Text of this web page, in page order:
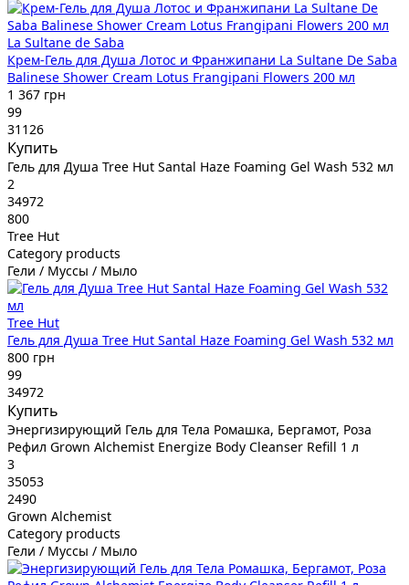
La Sultane de Saba
Крем-Гель для Душа Лотос и Франжипани La Sultane De Saba
Balinese Shower Cream Lotus Frangipani Flowers 200 мл
1 367 грн
99
31126
Купить
Гель для Душа Tree Hut Santal Haze Foaming Gel Wash 532 мл
2
34972
800
Tree Hut
Category products
Гели / Муссы / Мыло
Tree Hut
Гель для Душа Tree Hut Santal Haze Foaming Gel Wash 532 мл
800 грн
99
34972
Купить
Энергизирующий Гель для Тела Ромашка, Бергамот, Роза
Рефил Grown Alchemist Energize Body Cleanser Refill 1 л
3
35053
2490
Grown Alchemist
Category products
Гели / Муссы / Мыло